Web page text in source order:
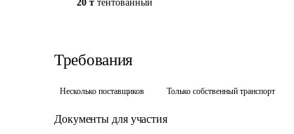
20 т тентованный
Требования
Несколько поставщиков Только собственный транспорт
Документы для участия